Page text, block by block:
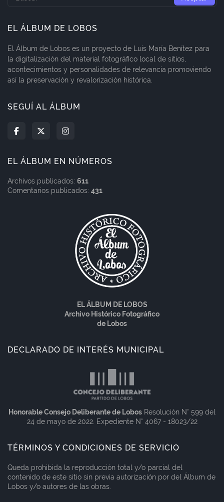
EL ÁLBUM DE LOBOS
El Álbum de Lobos es un proyecto de Luis María Benítez para
la digitalización del material fotográfico local de sitios,
acontecimientos y personalidades de relevancia promoviendo
así la preservación y revalorización histórica.
SEGUÍ AL ÁLBUM
EL ÁLBUM EN NÚMEROS
Archivos publicados: 611
Comentarios publicados: 431
EL ÁLBUM DE LOBOS
Archivo Histórico Fotográfico
de Lobos
DECLARADO DE INTERÉS MUNICIPAL
Honorable Consejo Deliberante de Lobos Resolución N° 599 del
24 de mayo de 2022. Expediente N° 4067 - 18023/22
TÉRMINOS Y CONDICIONES DE SERVICIO
Queda prohibida la reproducción total y/o parcial del
contenido de este sitio sin previa autorización por del Álbum de
Lobos y/o autores de las obras.